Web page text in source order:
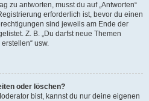
zu antworten, musst du auf „Antworten“
erforderlich ist, bevor du einen
sind jeweils am Ende der
Z. B. „Du darfst neue Themen
usw.
oder löschen?
bist, kannst du nur deine eigenen